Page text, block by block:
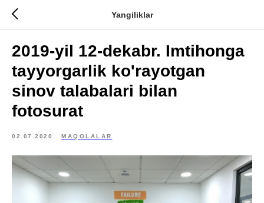
Yangiliklar
2019-yil 12-dekabr. Imtihonga
tayyorgarlik ko'rayotgan
sinov talabalari bilan
fotosurat
02.07.2020 MAQOLALAR